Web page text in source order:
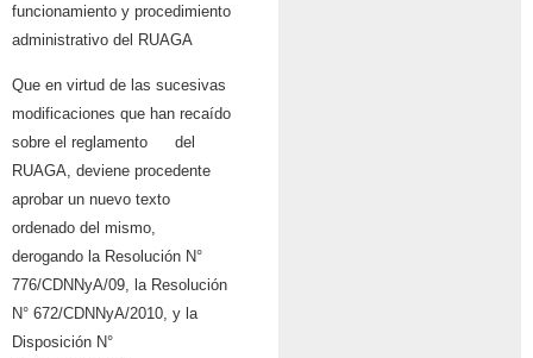
funcionamiento y procedimiento
administrativo del RUAGA
Que en virtud de las sucesivas
modificaciones que han recaído
sobre el reglamento
del
RUAGA, deviene procedente
aprobar un nuevo texto
ordenado del mismo,
derogando la Resolución N°
776/CDNNyA/09, la Resolución
N° 672/CDNNyA/2010, y la
Disposición N°